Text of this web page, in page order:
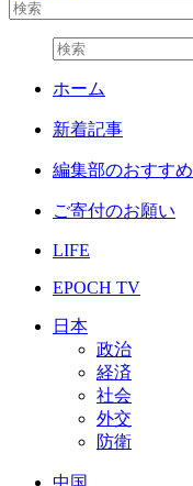
ホーム
新着記事
編集部のおすすめ
ご寄付のお願い
LIFE
EPOCH TV
日本
政治
経済
社会
外交
防衛
中国